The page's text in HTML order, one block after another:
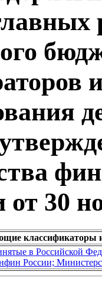
30
классификаторы
в Российской
России;